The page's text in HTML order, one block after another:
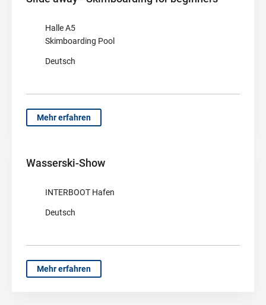
Halle A5
Skimboarding Pool
Deutsch
Mehr erfahren
Wasserski-Show
INTERBOOT Hafen
Deutsch
Mehr erfahren